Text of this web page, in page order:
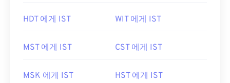
HDT 에게 IST WIT 에게 IST
MST 에게 IST CST 에게 IST
MSK 에게 IST HST 에게 IST